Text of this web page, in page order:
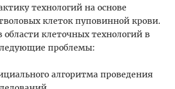
технологий на основе
клеток пуповинной крови.
области клеточных технологий в
проблемы:
алгоритма проведения